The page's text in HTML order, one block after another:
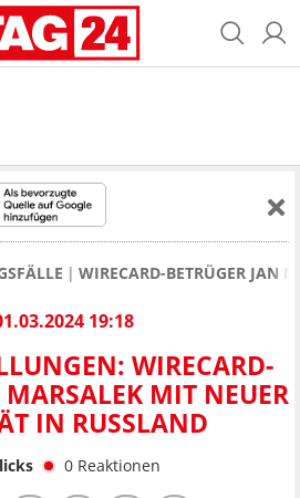
WIRECARD-BETRÜGER JAN
19:18
WIRECARD-
MARSALEK MIT NEUER
IN RUSSLAND
0 Reaktionen